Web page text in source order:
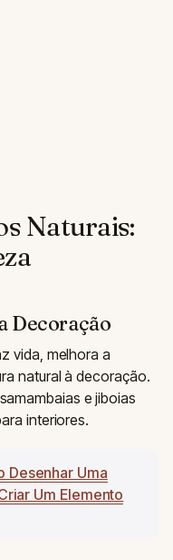
Naturais:
Decoração
vida, melhora a
natural à decoração.
e jiboias
interiores.
Desenhar Uma
Um Elemento